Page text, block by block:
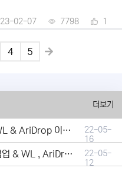
23-02-07 7798 1
4 5
더보기
Meme Therapy x MetaBrickZ WL & AriDrop 이벤트 결과안내!
22-05-
16
Meme Therapy x MetaBrickZ 협업 & WL , AriDrop 이벤트 안내
22-05-
12